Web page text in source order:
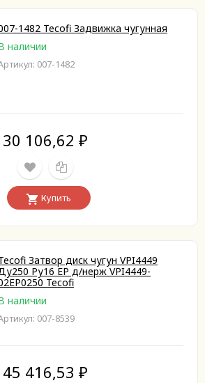
1482 Tecofi Задвижка чугунная
наличии
007-1482
30 106,62 ₽
Купить
Затвор диск чугун VPI4449
Ру16 EP д/нерж VPI4449-
Tecofi
наличии
007-8539
45 416,53 ₽